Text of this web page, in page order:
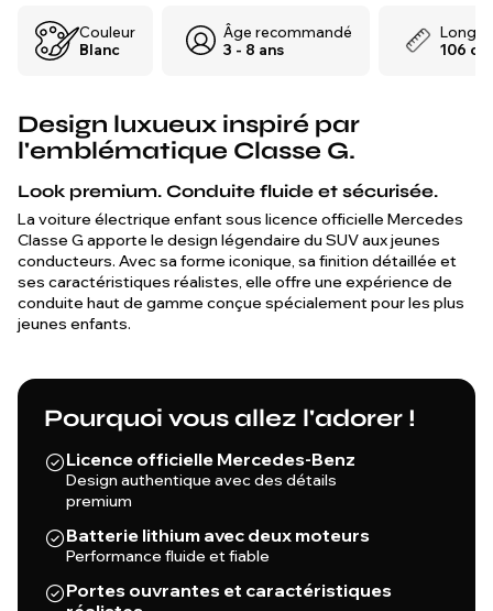
mesurée en cycles de charge.
Couleur
Blanc
Âge recommandé
3 - 8 ans
106 cm
Design luxueux inspiré par
l'emblématique Classe G.
Look premium. Conduite fluide et sécurisée.
La voiture électrique enfant sous licence officielle Mercedes
Classe G apporte le design légendaire du SUV aux jeunes
conducteurs. Avec sa forme iconique, sa finition détaillée et
ses caractéristiques réalistes, elle offre une expérience de
conduite haut de gamme conçue spécialement pour les plus
jeunes enfants.
Pourquoi vous allez l'adorer !
Licence officielle Mercedes-Benz
Design authentique avec des détails
premium
Batterie lithium avec deux moteurs
Performance fluide et fiable
Portes ouvrantes et caractéristiques